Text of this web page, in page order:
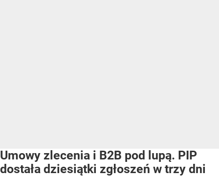
Umowy zlecenia i B2B pod lupą. PIP
dostała dziesiątki zgłoszeń w trzy dni